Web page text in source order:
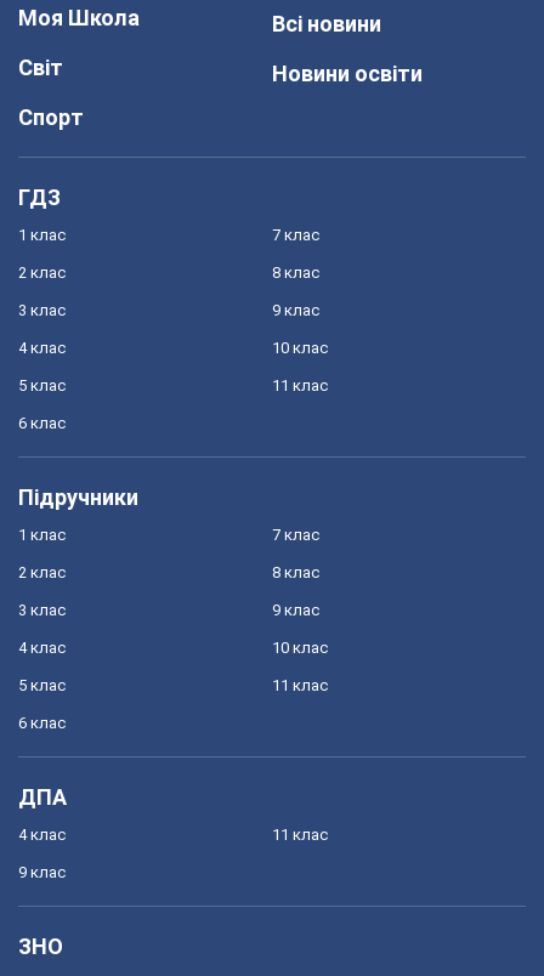
Моя Школа
Світ
Спорт
Всі новини
Новини освіти
ГДЗ
1 клас
2 клас
3 клас
4 клас
5 клас
6 клас
7 клас
8 клас
9 клас
10 клас
11 клас
Підручники
1 клас
2 клас
3 клас
4 клас
5 клас
6 клас
7 клас
8 клас
9 клас
10 клас
11 клас
ДПА
4 клас
9 клас
11 клас
ЗНО